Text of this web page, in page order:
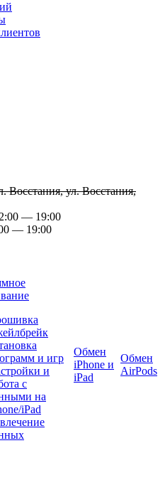
ул. Восстания,
— 19:00
— 19:00
и игр
и
с
на
iPad
Обмен
iPhone и
iPad
Обмен
AirPods